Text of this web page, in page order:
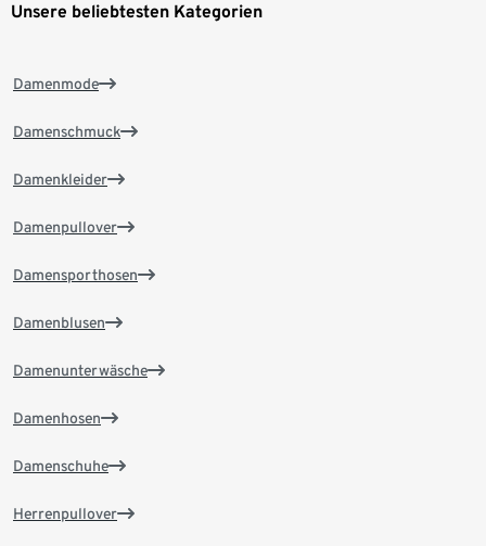
Unsere beliebtesten Kategorien
Damenmode
Damenschmuck
Damenkleider
Damenpullover
Damensporthosen
Damenblusen
Damenunterwäsche
Damenhosen
Damenschuhe
Herrenpullover